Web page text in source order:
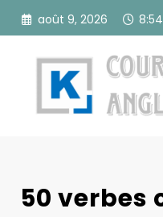
Aller
août 9, 2026
50 verbes